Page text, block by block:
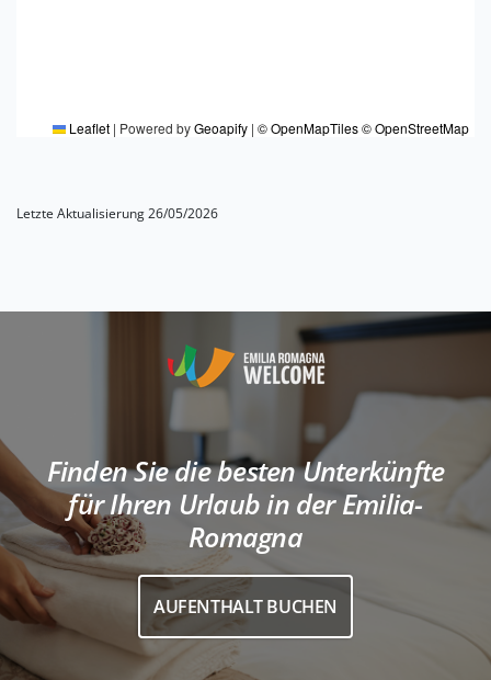
Leaflet | Powered byGeoapify | © OpenMapTiles© OpenStreetMap
Letzte Aktualisierung 26/05/2026
Finden Sie die besten Unterkünfte
für Ihren Urlaub in der Emilia-
Romagna
AUFENTHALT BUCHEN